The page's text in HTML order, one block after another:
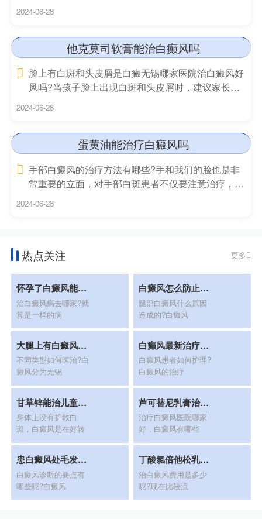
2024-06-28
他克莫司软膏能治白癫风吗
脸上有白斑和头皮屑是白癜无锡哪家医院治白癜风好
风吗?当孩子脸上出现白斑和头皮屑时，建议家长多
2024-06-28
蛋黄油能治疗白癜风吗
手部白癜风的治疗方法有哪些?手和我们的脸也是非
常重要的立面，对手部白斑患者不仅要注意治疗，通
2024-06-28
热点关注 更多
怀孕了白癜风能治疗吗
治白癜风病去哪家?就
算是一样的病
大腿上有白癜风怎么办?
不同类型如何医治?白
癜风分为无锡
甘草锌能治儿童白殿疯
身体上没有扩散白
斑，白癜风是在好转
患白癜风处毛发变白是怎么回
白癜风诊断的要点有
哪些呢?白癜风
白癜风怎么防止新生
腿部白癜风什么原因
造成的?白癜风
白癫风最新治疗方法
白癜风患者如何护理?
白癜风的治疗
芦可替尼乳膏治疗白癜风
治疗白癜风医院哪家
好，白癜风有哪些
丁酸氯倍他松乳膏可以治疗白癜风吗
治白癜风费用是多少
呢?现在比较流